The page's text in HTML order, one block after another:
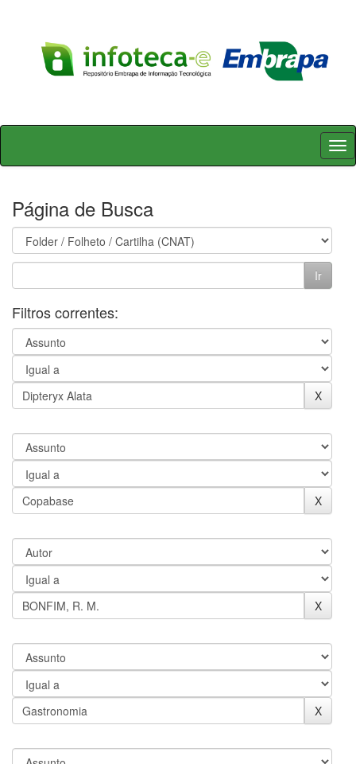
Skip
Página de Busca
Filtros correntes: